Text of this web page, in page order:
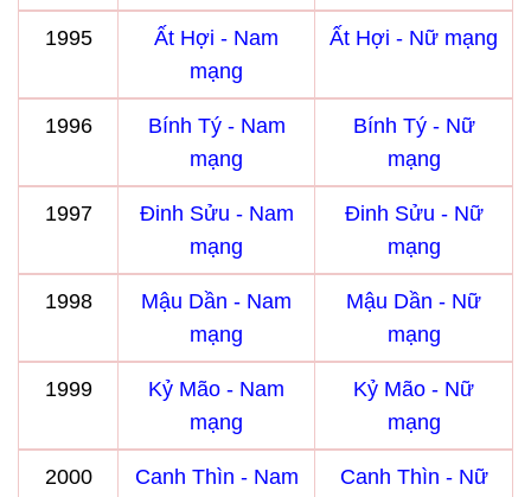
1995
Ất Hợi - Nam
mạng
Ất Hợi - Nữ mạng
1996
Bính Tý - Nam
mạng
Bính Tý - Nữ
mạng
1997
Đinh Sửu - Nam
mạng
Đinh Sửu - Nữ
mạng
1998
Mậu Dần - Nam
mạng
Mậu Dần - Nữ
mạng
1999
Kỷ Mão - Nam
mạng
Kỷ Mão - Nữ
mạng
2000
Canh Thìn - Nam
Canh Thìn - Nữ